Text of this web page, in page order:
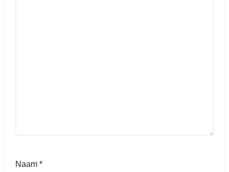
Naam *